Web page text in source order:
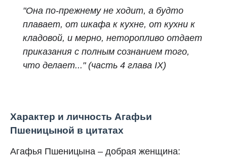
"Она по-прежнему не ходит, а будто
плавает, от шкафа к кухне, от кухни к
кладовой, и мерно, неторопливо отдает
приказания с полным сознанием того,
что делает..." (часть 4 глава IX)
Характер и личность Агафьи
Пшеницыной в цитатах
Агафья Пшеницына – добрая женщина: